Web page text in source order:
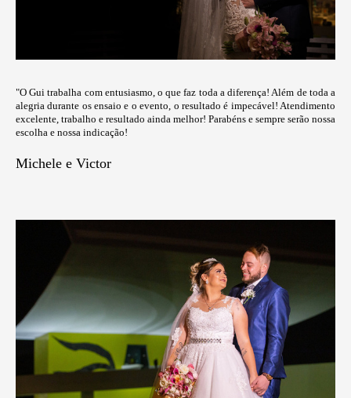
"O Gui trabalha com entusiasmo, o que faz toda a diferença! Além de toda a
alegria durante os ensaio e o evento, o resultado é impecável! Atendimento
excelente, trabalho e resultado ainda melhor! Parabéns e sempre serão nossa
escolha e nossa indicação!
Michele e Victor